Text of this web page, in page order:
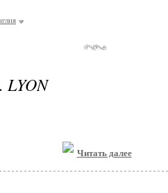
Читать далее